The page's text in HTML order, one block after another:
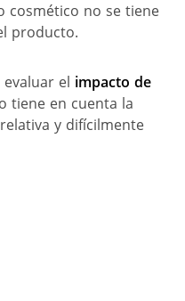
cosmético no se tiene
producto.
el impacto de
tiene en cuenta la
y difícilmente